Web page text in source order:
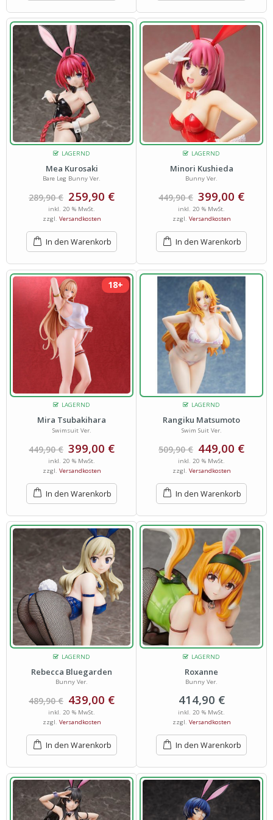
LAGERND
Mea Kurosaki
Bare Leg Bunny Ver.
289,90€ 259,90 €
inkl. 20 % MwSt.
zzgl. Versandkosten
In den Warenkorb
LAGERND
Minori Kushieda
Bunny Ver.
449,90€ 399,00 €
inkl. 20 % MwSt.
zzgl. Versandkosten
In den Warenkorb
18+
LAGERND
Mira Tsubakihara
Swimsuit Ver.
449,90€ 399,00 €
inkl. 20 % MwSt.
zzgl. Versandkosten
In den Warenkorb
LAGERND
Rangiku Matsumoto
Swim Suit Ver.
509,90€ 449,00 €
inkl. 20 % MwSt.
zzgl. Versandkosten
In den Warenkorb
LAGERND
Rebecca Bluegarden
Bunny Ver.
489,90€ 439,00 €
inkl. 20 % MwSt.
zzgl. Versandkosten
In den Warenkorb
LAGERND
Roxanne
Bunny Ver.
414,90 €
inkl. 20 % MwSt.
zzgl. Versandkosten
In den Warenkorb